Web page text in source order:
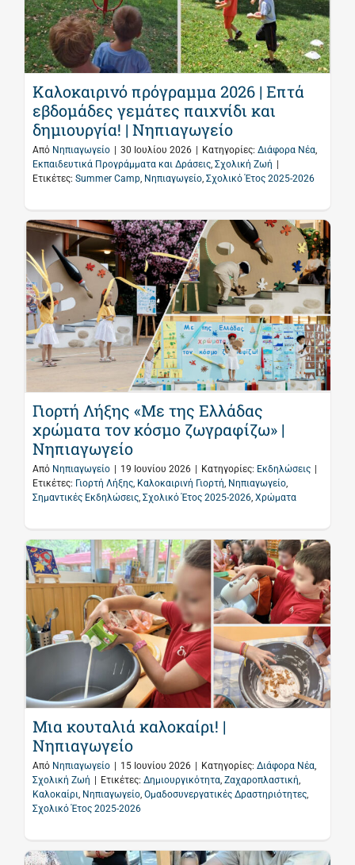
Καλοκαιρινό πρόγραμμα 2026 | Επτά
εβδομάδες γεμάτες παιχνίδι και
δημιουργία! | Νηπιαγωγείο
Από Νηπιαγωγείο | 30 Ιουλίου 2026 | Κατηγορίες: Διάφορα Νέα
Εκπαιδευτικά Προγράμματα και Δράσεις Σχολική Ζωή |
Ετικέτες: Summer Camp Νηπιαγωγείο Σχολικό Έτος 2025-2026
Γιορτή Λήξης «Με της Ελλάδας
χρώματα τον κόσμο ζωγραφίζω» |
Νηπιαγωγείο
Από Νηπιαγωγείο 19 Ιουνίου 2026 Κατηγορίες: Εκδηλώσεις
Ετικέτες: Γιορτή Λήξης, Καλοκαιρινή Γιορτή, Νηπιαγωγείο,
Σημαντικές Εκδηλώσεις, Σχολικό Έτος 2025-2026, Χρώματα
Μια κουταλιά καλοκαίρι! |
Νηπιαγωγείο
Από Νηπιαγωγείο 15 Ιουνίου 2026 Κατηγορίες: Διάφορα Νέα,
Σχολική Ζωή
Ετικέτες: Δημιουργικότητα, Ζαχαροπλαστική,
Καλοκαίρι, Νηπιαγωγείο, Ομαδοσυνεργατικές Δραστηριότητες,
Σχολικό Έτος 2025-2026